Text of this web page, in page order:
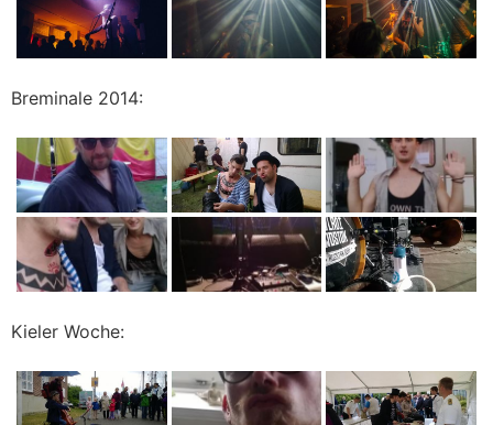
Breminale 2014:
Kieler Woche: